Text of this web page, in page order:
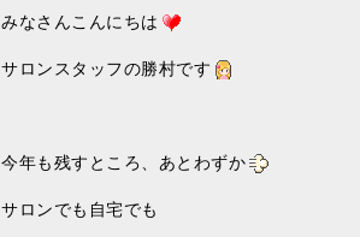
みなさんこんにちは
サロンスタッフの勝村です
今年も残すところ、あとわずか
サロンでも自宅でも